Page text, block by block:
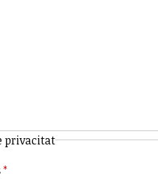
privacitat
*